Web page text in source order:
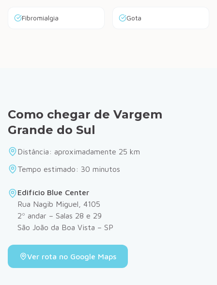
Fibromialgia Gota
Como chegar de Vargem
Grande do Sul
Distância: aproximadamente 25 km
Tempo estimado: 30 minutos
Edifício Blue Center
Rua Nagib Miguel, 4105
2º andar – Salas 28 e 29
São João da Boa Vista – SP
Ver rota no Google Maps